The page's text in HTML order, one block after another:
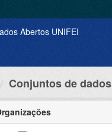
Conjuntos de dados